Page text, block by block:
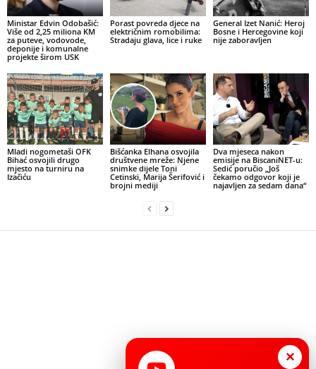
Ministar Edvin Odobašić:
Više od 2,25 miliona KM
za puteve, vodovode,
deponije i komunalne
projekte širom USK
Porast povreda djece na
električnim romobilima:
Stradaju glava, lice i ruke
General Izet Nanić: Heroj
Bosne i Hercegovine koji
nije zaboravljen
Mladi nogometaši OFK
Bihać osvojili drugo
mjesto na turniru na
Izačiću
Bišćanka Elhana osvojila
društvene mreže: Njene
snimke dijele Toni
Cetinski, Marija Šerifović i
brojni mediji
Dva mjeseca nakon
emisije na BiscaniNET-u:
Sedić poručio „Još
čekamo odgovor koji je
najavljen za sedam dana“
×